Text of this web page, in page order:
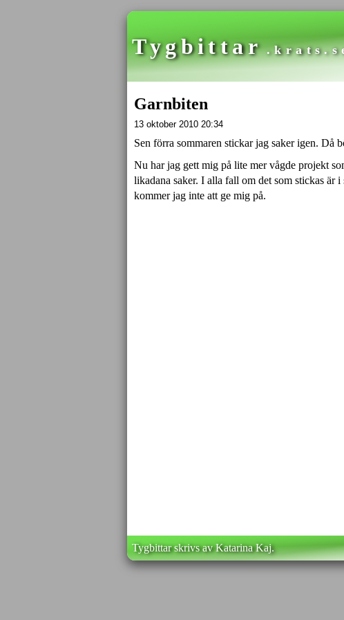
Tygbittar
Garnbiten
13 oktober 2010 20:34
Sen förra sommaren stickar jag saker igen. Då
Nu har jag gett mig på lite mer vågde projekt
likadana saker. I alla fall om det som stickas är
kommer jag inte att ge mig på.
Tygbittar skrivs av Katarina Kaj.